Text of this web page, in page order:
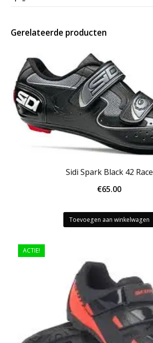
Gerelateerde producten
Sidi Spark Black 42 Race
€65.00
Toevoegen aan winkelwagen
ACTIE!